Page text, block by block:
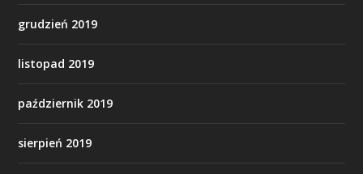
grudzień 2019
listopad 2019
październik 2019
sierpień 2019